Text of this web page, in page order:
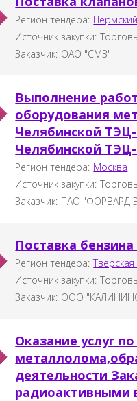
Регион тендера:
Источник закупки:
Заказчик: ОАО "СМЗ"
Выполнение
оборудования
Челябинской
Челябинской
Регион тендера: Москва
Источник закупки:
Заказчик: ПАО "ФОРВАРД
Поставка
Регион тендера:
Источник закупки:
Заказчик: ООО
Оказание услуг
деятельности
радиоактивными